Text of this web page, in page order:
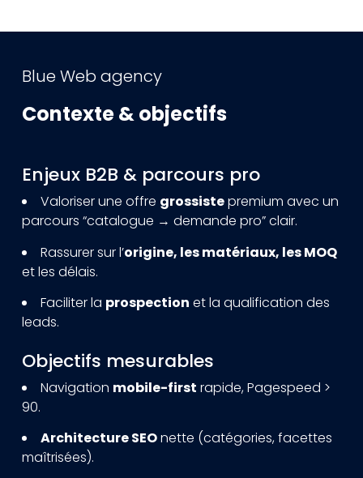
Blue Web agency
Contexte & objectifs
Enjeux B2B & parcours pro
Valoriser une offre grossistepremium avec un
parcours “catalogue → demande pro” clair.
Rassurer sur l’origine, les matériaux, les MOQ
et les délais.
Faciliter la prospection et la qualification des
leads.
Objectifs mesurables
Navigation mobile-first rapide, Pagespeed >
90.
Architecture SEOnette (catégories, facettes
maîtrisées).